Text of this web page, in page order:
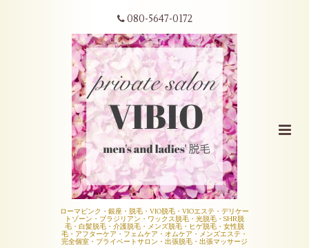
080-5647-0172
ローマピンク・銀座・脱毛・VIO脱毛・VIOエステ・デリケー
トゾーン・ブラジリアン・ワックス脱毛・光脱毛・SHR脱
毛・白髪脱毛・介護脱毛・メンズ脱毛・ヒゲ脱毛・女性脱
毛・アフターケア・フェムケア・オムケア・メンズエステ・
完全個室・プライベートサロン・出張脱毛・出張マッサージ